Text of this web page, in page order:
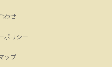
わせ
ポリシー
ップ